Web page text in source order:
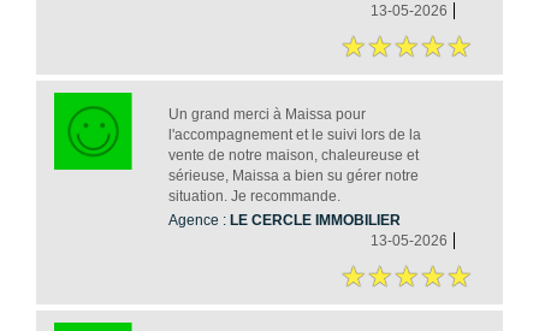
13-05-2026
Un grand merci à Maissa pour
l'accompagnement et le suivi lors de la
vente de notre maison, chaleureuse et
sérieuse, Maissa a bien su gérer notre
situation. Je recommande.
Agence : LE CERCLE IMMOBILIER
13-05-2026